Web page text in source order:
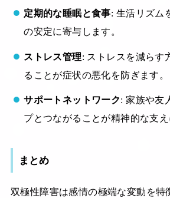
定期的な睡眠と食事: 生活リズム
の安定に寄与します。
ストレス管理: ストレスを減らす
ることが症状の悪化を防ぎます。
サポートネットワーク: 家族や友
プとつながることが精神的な支え
まとめ
双極性障害は感情の極端な変動を特